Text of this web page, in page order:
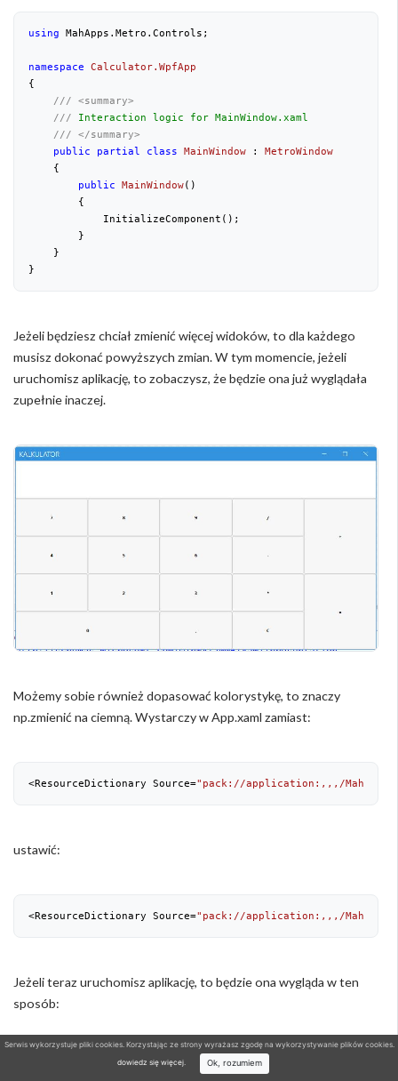
using MahApps.Metro.Controls;
namespace Calculator.WpfApp
{
/// <summary>
/// Interaction logic for MainWindow.xaml
/// </summary>
public
partial class MainWindow : MetroWindow
    {
public MainWindow( )
{
            InitializeComponent();
        }
    }
}
Jeżeli będziesz chciał zmienić więcej widoków, to dla każdego
musisz dokonać powyższych zmian. W tym momencie, jeżeli
uruchomisz aplikację, to zobaczysz, że będzie ona już wyglądała
zupełnie inaczej.
Możemy sobie również dopasować kolorystykę, to znaczy
np.zmienić na ciemną. Wystarczy w App.xaml zamiast:
<ResourceDictionary Source="pack://application:,,,/
ustawić:
<ResourceDictionary Source="pack://application:,,,/
Jeżeli teraz uruchomisz aplikację, to będzie ona wygląda w ten
sposób:
Serwis wykorzystuje pliki cookies. Korzystając ze strony wyrażasz zgodę na wykorzystywanie plików cookies.
dowiedz się więcej. Ok, rozumiem